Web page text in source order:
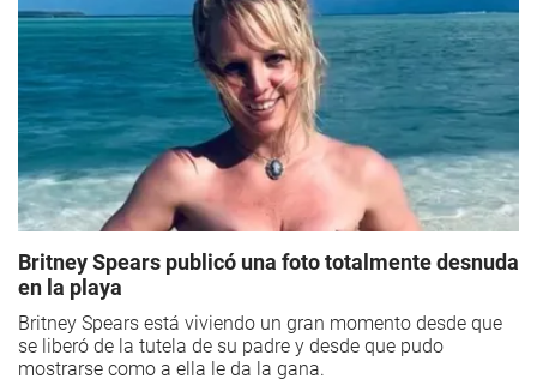
Britney Spears publicó una foto totalmente desnuda
en la playa
Britney Spears está viviendo un gran momento desde que
se liberó de la tutela de su padre y desde que pudo
mostrarse como a ella le da la gana.